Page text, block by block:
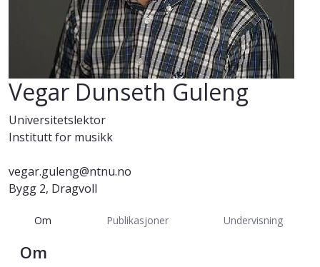
Vegar Dunseth Guleng
Universitetslektor
Institutt for musikk
vegar.guleng@ntnu.no
Bygg 2, Dragvoll
Om Publikasjoner Undervisning
Om